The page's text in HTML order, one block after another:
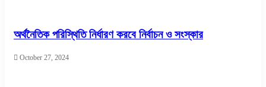
অর্থনৈতিক পরিস্থিতি নির্ধারণ করবে নির্বাচন ও সংস্কার
October 27, 2024